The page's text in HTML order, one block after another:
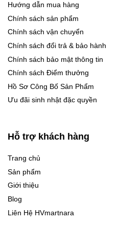
Hướng dẫn mua hàng
Chính sách sản phẩm
Chính sách vận chuyển
Chính sách đổi trả & bảo hành
Chính sách bảo mật thông tin
Chính sách Điểm thưởng
Hồ Sơ Công Bố Sản Phẩm
Ưu đãi sinh nhật đặc quyền
Hỗ trợ khách hàng
Trang chủ
Sản phẩm
Giới thiệu
Blog
Liên Hệ HVmartnara